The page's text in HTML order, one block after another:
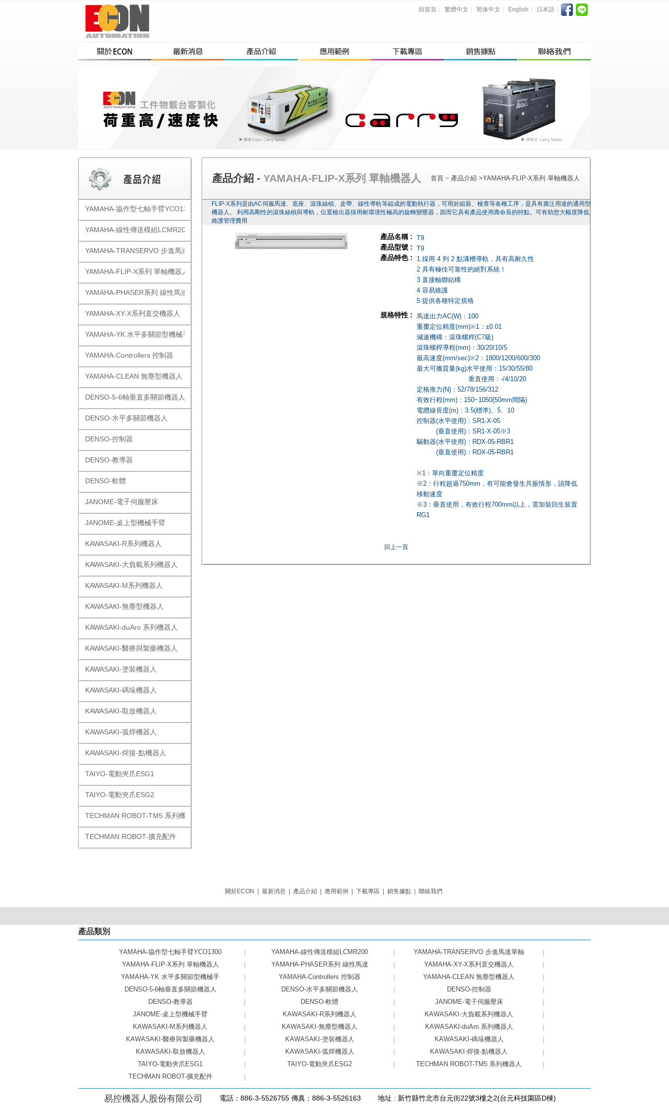
回首頁 繁體中文 简体中文 English 日本語
YAMAHA-協作型七軸手臂YCO1300
YAMAHA-線性傳送模組LCMR200
YAMAHA-TRANSERVO 步進馬達單軸
YAMAHA-FLIP-X系列 單軸機器人
YAMAHA-PHASER系列 線性馬達
YAMAHA-XY-X系列直交機器人
YAMAHA-YK 水平多關節型機械手
YAMAHA-Controllers 控制器
YAMAHA-CLEAN 無塵型機器人
DENSO-5-6軸垂直多關節機器人
DENSO-水平多關節機器人
DENSO-控制器
DENSO-教導器
DENSO-軟體
JANOME-電子伺服壓床
JANOME-桌上型機械手臂
KAWASAKI-R系列機器人
KAWASAKI-大負載系列機器人
KAWASAKI-M系列機器人
KAWASAKI-無塵型機器人
KAWASAKI-duAro 系列機器人
KAWASAKI-醫療與製藥機器人
KAWASAKI-塗裝機器人
KAWASAKI-碼垛機器人
KAWASAKI-取放機器人
KAWASAKI-弧焊機器人
KAWASAKI-焊接-點機器人
TAIYO-電動夾爪ESG1
TAIYO-電動夾爪ESG2
TECHMAN ROBOT-TM5 系列機器人
TECHMAN ROBOT-擴充配件
產品介紹 - YAMAHA-FLIP-X系列 單軸機器人 首頁 > 產品介紹 >YAMAHA-FLIP-X系列 單軸機器人
FLIP-X系列是由AC伺服馬達、底座、滾珠絲槓、皮帶、線性導軌等組成的電動執行器，可用於組裝、檢查等各種工序，是具有廣泛用途的通用型
機器人。 利用高剛性的滾珠絲槓與導軌，位置檢出器採用耐環境性極高的旋轉變壓器，因而它具有產品使用壽命長的特點。可有助您大幅度降低
維護管理費用
產品名稱 : T9
產品型號 : T9
產品特色 : 1.採用 4 列 2 點溝槽導軌，具有高耐久性
2 具有極佳可靠性的絕對系統！
3 直接軸聯結構
4 容易維護
5 提供各種特定規格
規格特性 : 馬達出力AC(W)：100
重覆定位精度(mm)※1：±0.01
減速機構：滾珠螺桿(C7級)
滾珠螺桿導程(mm)：30/20/10/5
最高速度(mm/sec)※2：1800/1200/600/300
最大可搬質量(kg)水平使用：15/30/55/80
垂直使用：-/4/10/20
定格推力(N)：52/78/156/312
有效行程(mm)：150~1050(50mm間隔)
電纜線長度(m)：3.5(標準)、5、10
控制器(水平使用)：SR1-X-05
(垂直使用)：SR1-X-05※3
驅動器(水平使用)：RDX-05-RBR1
(垂直使用)：RDX-05-RBR1
※1：單向重覆定位精度
※2：行程超過750mm，有可能會發生共振情形，請降低
移動速度
※3：垂直使用，有效行程700mm以上，需加裝回生裝置
RG1
回上一頁
關於ECON 最新消息 產品介紹 應用範例 下載專區 銷售據點 聯絡我們
產品類別
YAMAHA-協作型七軸手臂YCO1300 | YAMAHA-線性傳送模組LCMR200 | YAMAHA-TRANSERVO 步進馬達單軸 |
YAMAHA-FLIP-X系列 單軸機器人 | YAMAHA-PHASER系列 線性馬達 | YAMAHA-XY-X系列直交機器人 |
YAMAHA-YK 水平多關節型機械手 | YAMAHA-Controllers 控制器 | YAMAHA-CLEAN 無塵型機器人 |
DENSO-5-6軸垂直多關節機器人 | DENSO-水平多關節機器人 | DENSO-控制器 |
DENSO-教導器 | DENSO-軟體 | JANOME-電子伺服壓床 |
JANOME-桌上型機械手臂 | KAWASAKI-R系列機器人 | KAWASAKI-大負載系列機器人 |
KAWASAKI-M系列機器人 | KAWASAKI-無塵型機器人 | KAWASAKI-duAro 系列機器人 |
KAWASAKI-醫療與製藥機器人 | KAWASAKI-塗裝機器人 | KAWASAKI-碼垛機器人 |
KAWASAKI-取放機器人 | KAWASAKI-弧焊機器人 | KAWASAKI-焊接-點機器人 |
TAIYO-電動夾爪ESG1 | TAIYO-電動夾爪ESG2 | TECHMAN ROBOT-TM5 系列機器人 |
TECHMAN ROBOT-擴充配件 |
易控機器人股份有限公司 電話：886-3-5526755 傳真：886-3-5526163 地址 : 新竹縣竹北市台元街22號3樓之2(台元科技園區D棟)